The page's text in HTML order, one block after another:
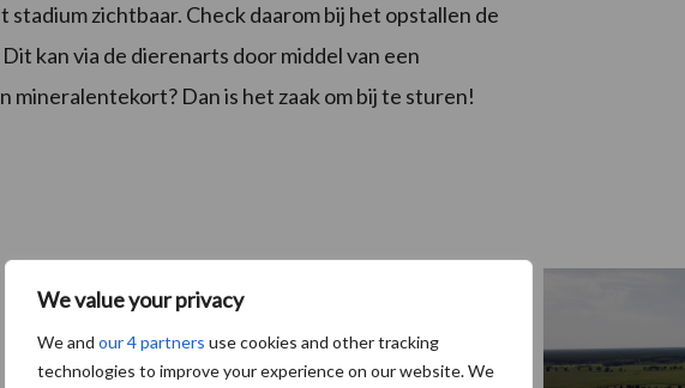
We value your privacy
We and our 4 partners use cookies and other tracking
technologies to improve your experience on our website. We
stadium zichtbaar. Check daarom bij het opstallen de
kan via de dierenarts door middel van een
mineralentekort? Dan is het zaak om bij te sturen!